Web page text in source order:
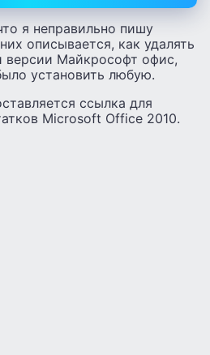
я неправильно пишу
описывается, как удалять
версии Майкрософт офис,
установить любую.
ссылка для
Microsoft Office 2010.